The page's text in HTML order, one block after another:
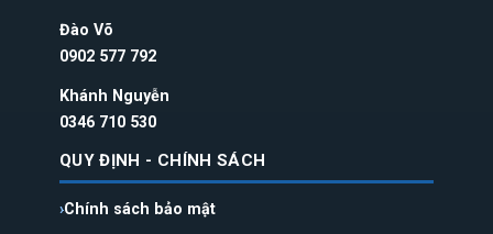
Đào Võ
0902 577 792
Khánh Nguyễn
0346 710 530
QUY ĐỊNH - CHÍNH SÁCH
Chính sách bảo mật